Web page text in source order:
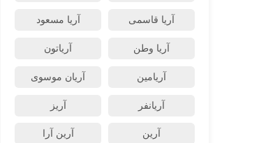
آریا قاسمی آریا مسعود
آریا وطن آریاتون
آریامین آریان موسوی
آریانفر آریز
آرین آرین آرا